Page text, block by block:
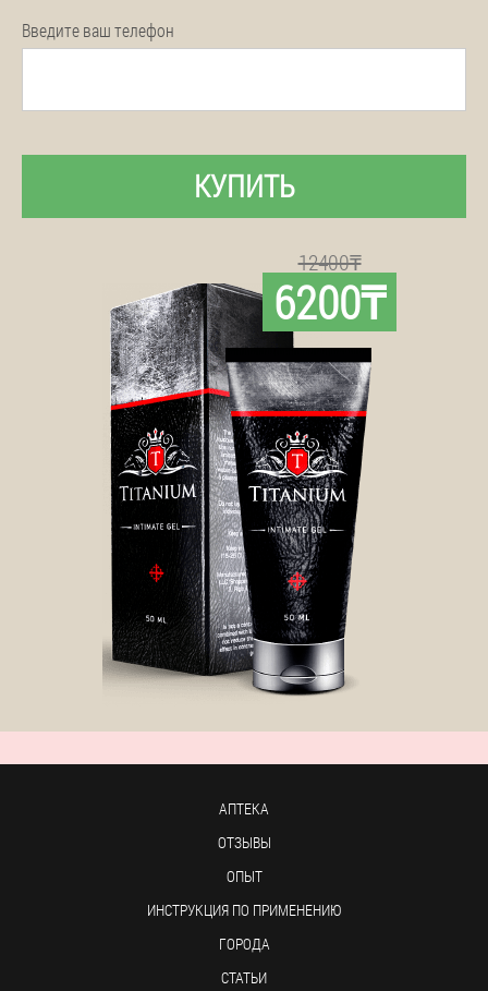
Введите ваш телефон
КУПИТЬ
12400₸
6200₸
АПТЕКА
ОТЗЫВЫ
ОПЫТ
ИНСТРУКЦИЯ ПО ПРИМЕНЕНИЮ
ГОРОДА
СТАТЬИ